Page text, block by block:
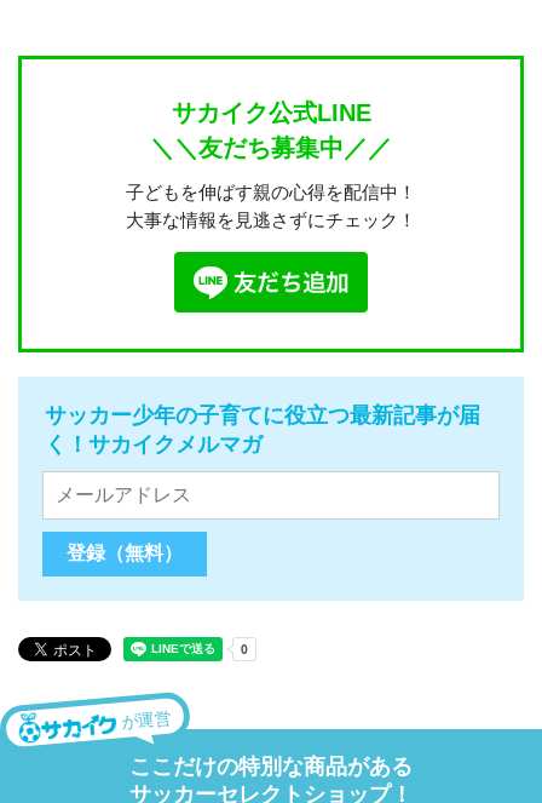
サカイク公式LINE
＼＼友だち募集中／／
子どもを伸ばす親の心得を配信中！
大事な情報を見逃さずにチェック！
サッカー少年の子育てに役立つ最新記事が届
く！サカイクメルマガ
が運営
ここだけの特別な商品がある
サッカーセレクトショップ！